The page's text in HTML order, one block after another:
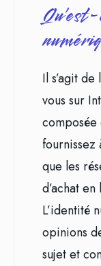
Il s’agit
vous sur
composée
fournissez
que les
d’achat
L’identité
opinions
sujet et